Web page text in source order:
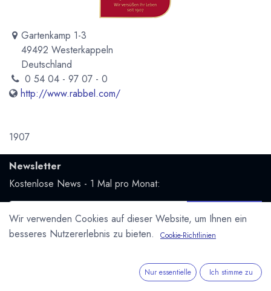
Gartenkamp 1-3
49492 Westerkappeln
Deutschland
0 54 04 - 97 07 - 0
http://www.rabbel.com/
1907
Newsletter
Kostenlose News - 1 Mal pro Monat:
Abonnieren
Geschützt durch reCAPTCHA,Datenschutzerklärung&
Wir verwenden Cookies auf dieser Website, um Ihnen ein
besseres Nutzererlebnis zu bieten.
Cookie-Richtlinien
Nur essentielle Ich stimme zu